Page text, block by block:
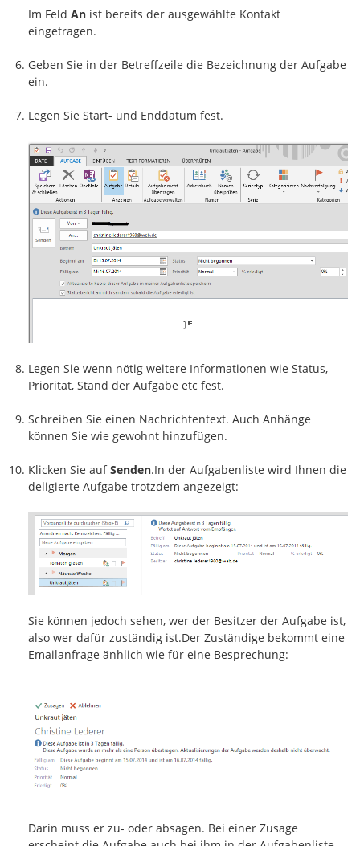
Im Feld An ist bereits der ausgewählte Kontakt
eingetragen.
Geben Sie in der Betreffzeile die Bezeichnung der Aufgabe
ein.
Legen Sie Start- und Enddatum fest.
Legen Sie wenn nötig weitere Informationen wie Status,
Priorität, Stand der Aufgabe etc fest.
Schreiben Sie einen Nachrichtentext. Auch Anhänge
können Sie wie gewohnt hinzufügen.
Klicken Sie aufSenden.In der Aufgabenliste wird Ihnen die
deligierte Aufgabe trotzdem angezeigt:
Sie können jedoch sehen, wer der Besitzer der Aufgabe ist,
also wer dafür zuständig ist.Der Zuständige bekommt eine
Emailanfrage änhlich wie für eine Besprechung:
Darin muss er zu- oder absagen. Bei einer Zusage